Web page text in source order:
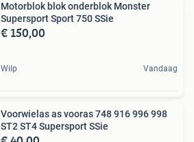
Motorblok blok onderblok Monster
Supersport Sport 750 SSie
€ 150,00
Wilp Vandaag
Voorwielas as vooras 748 916 996 998
ST2 ST4 Supersport SSie